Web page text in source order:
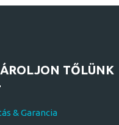
TŐLÜNK
& Garancia